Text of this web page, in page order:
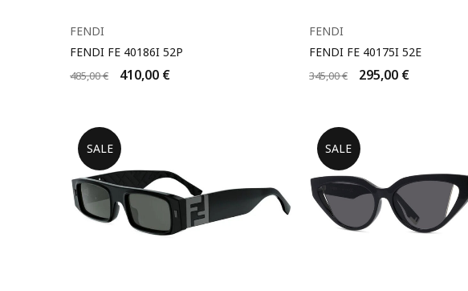
FENDI
FENDI FE 40186I 52P
485,00€ 410,00 €
FENDI
FENDI FE 40175I 52E
345,00€ 295,00 €
SALE SALE